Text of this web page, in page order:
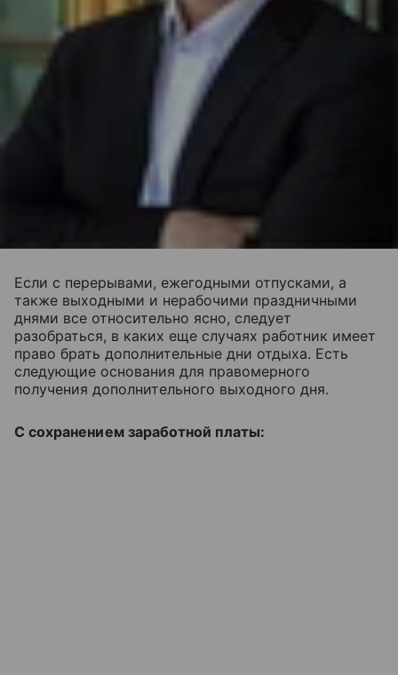
Если с перерывами, ежегодными отпусками, а
также выходными и нерабочими праздничными
днями все относительно ясно, следует
разобраться, в каких еще случаях работник имеет
право брать дополнительные дни отдыха. Есть
следующие основания для правомерного
получения дополнительного выходного дня.
С сохранением заработной платы: